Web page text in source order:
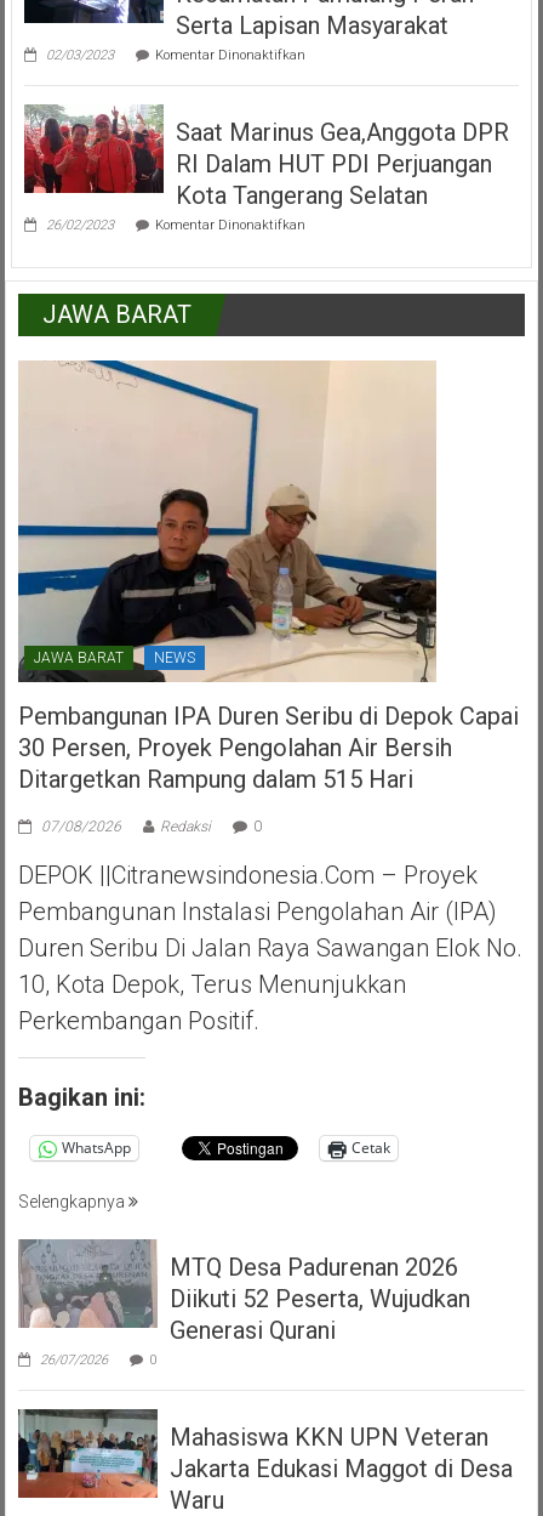
Tangerang
Selatan
Serta Lapisan Masyarakat
02/03/2023 Komentar Dinonaktifkanpada
:
Kecamatan
Pamulang
Peran
Lapisan
Masyarakat
Saat Marinus Gea,Anggota DPR
RI Dalam HUT PDI Perjuangan
Kota Tangerang Selatan
26/02/2023 Komentar Dinonaktifkanpada
Gea,Anggota
DPR
Dalam
JAWA BARAT
JAWA BARAT NEWS
Pembangunan IPA Duren Seribu di Depok Capai
30 Persen, Proyek Pengolahan Air Bersih
Ditargetkan Rampung dalam 515 Hari
07/08/2026 Redaksi 0
DEPOK ||Citranewsindonesia.com – Proyek
Pembangunan Instalasi Pengolahan Air (IPA)
Duren Seribu Di Jalan Raya Sawangan Elok No.
10, Kota Depok, Terus Menunjukkan
Perkembangan Positif.
Bagikan ini:
WhatsApp Cetak
Selengkapnya
MTQ Desa Padurenan 2026
Diikuti 52 Peserta, Wujudkan
Generasi Qurani
26/07/2026 0
Mahasiswa KKN UPN Veteran
Jakarta Edukasi Maggot di Desa
Waru